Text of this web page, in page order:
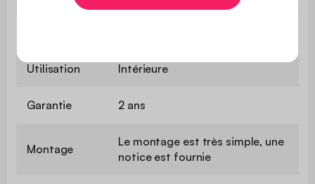
Utilisation Intérieure
Garantie 2 ans
Montage
Le montage est très simple, une
notice est fournie